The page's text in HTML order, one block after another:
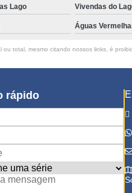
Lago Vivendas do
Águas
total, mesmo citando nossos links, é
rápido